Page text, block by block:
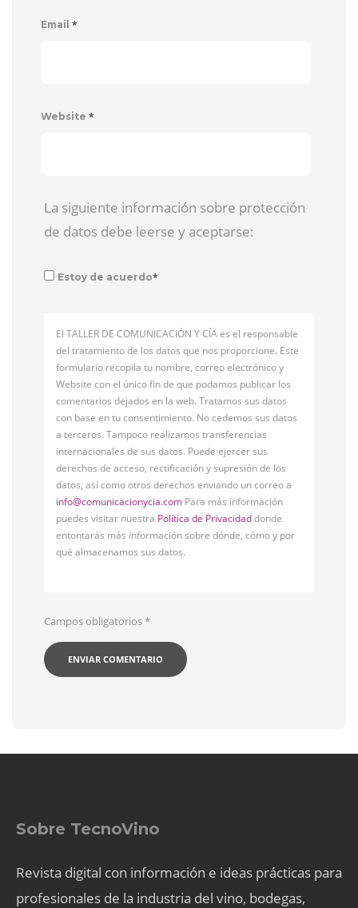
Email *
Website *
La siguiente información sobre protección
de datos debe leerse y aceptarse:
Estoy de acuerdo*
El TALLER DE COMUNICACIÓN Y CÍA es el responsable
del tratamiento de los datos que nos proporcione. Este
formulario recopila tu nombre, correo electrónico y
Website con el único fin de que podamos publicar los
comentarios dejados en la web. Tratamos sus datos
con base en tu consentimiento. No cedemos sus datos
a terceros. Tampoco realizamos transferencias
internacionales de sus datos. Puede ejercer sus
derechos de acceso, rectificación y supresión de los
datos, así como otros derechos enviando un correo a
info@comunicacionycia.com Para más información
puedes visitar nuestra Política de Privacidaddonde
entontarás más información sobre dónde, cómo y por
qué almacenamos sus datos.
Campos obligatorios*
Sobre TecnoVino
Revista digital con información e ideas prácticas para
profesionales de la industria del vino, bodegas,